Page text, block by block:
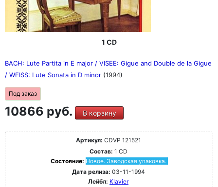
1 CD
BACH: Lute Partita in E major / VISEE: Gigue and Double de la Gigue
/ WEISS: Lute Sonata in D minor (1994)
Под заказ
10866 руб. В корзину
Артикул: CDVP 121521
Состав: 1 CD
Состояние: Новое. Заводская упаковка.
Дата релиза: 03-11-1994
Лейбл: Klavier